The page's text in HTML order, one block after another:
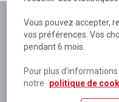
Plus de 180
à votre écoute
Plus de 80 000
disponibles
Expédition le jour
si validation avant
Vous pouvez accepter,
vos préférences. Vos
pendant 6 mois.
Pour plus
notre
politique de